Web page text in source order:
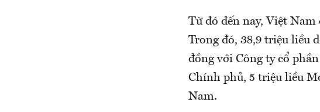
Từ đó đến nay, Việt Nam
Trong đó, 38,9 triệu liều
đồng với Công ty cổ
Chính phủ, 5 triệu liều
Nam.